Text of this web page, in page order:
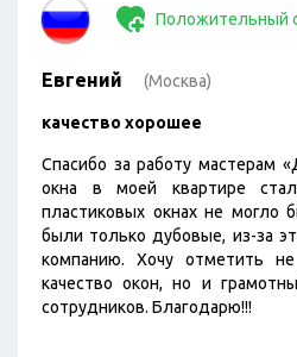
Положительный
Евгений (Москва)
качество хорошее
Спасибо за работу мастерам
окна в моей квартире
пластиковых окнах не могло
были только дубовые, из-за
компанию. Хочу отметить
качество окон, но и
сотрудников. Благодарю!!!